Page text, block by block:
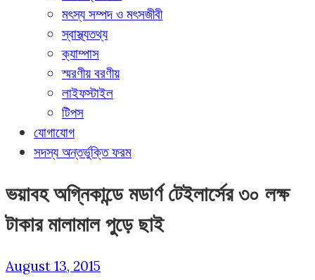
মৎস্য সম্পদ ও মৎসজীবী
স্বাস্থ্যতথ্য
ক্যাম্পাস
স্মরণীয় বরণীয়
লাইফস্টাইল
টিপস
যোগাযোগ
সদস্য অন্তর্ভুক্তি ফরম
ভয়াবহ অগ্নিকান্ডে মডার্ণ টেইলার্সের ৩০ লক্ষ
টাকার মালামাল পুড়ে ছাই
August 13, 2015